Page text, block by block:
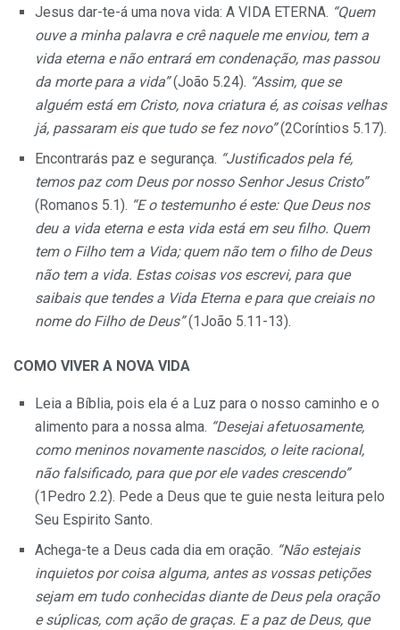
Jesus dar-te-á uma nova vida: A VIDA ETERNA. “Quem
ouve a minha palavra e crê naquele me enviou, tem a
vida eterna e não entrará em condenação, mas passou
da morte para a vida”(João 5.24). “Assim, que se
alguém está em Cristo, nova criatura é, as coisas velhas
já, passaram eis que tudo se fez novo”(2Coríntios 5.17).
Encontrarás paz e segurança. “Justificados pela fé,
temos paz com Deus por nosso Senhor Jesus Cristo”
(Romanos 5.1). “E o testemunho é este: Que Deus nos
deu a vida eterna e esta vida está em seu filho. Quem
tem o Filho tem a Vida; quem não tem o filho de Deus
não tem a vida. Estas coisas vos escrevi, para que
saibais que tendes a Vida Eterna e para que creiais no
nome do Filho de Deus”(1João 5.11-13).
COMO VIVER A NOVA VIDA
Leia a Bíblia, pois ela é a Luz para o nosso caminho e o
alimento para a nossa alma. “Desejai afetuosamente,
como meninos novamente nascidos, o leite racional,
não falsificado, para que por ele vades crescendo”
(1Pedro 2.2). Pede a Deus que te guie nesta leitura pelo
Seu Espirito Santo.
Achega-te a Deus cada dia em oração. “Não estejais
inquietos por coisa alguma, antes as vossas petições
sejam em tudo conhecidas diante de Deus pela oração
e súplicas, com ação de graças. E a paz de Deus, que